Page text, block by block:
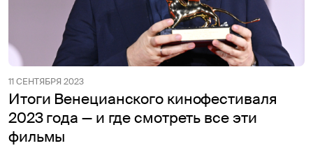
11 СЕНТЯБРЯ 2023
Итоги Венецианского кинофестиваля
2023 года — и где смотреть все эти
фильмы